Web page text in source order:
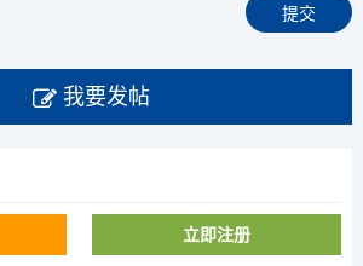
我要发帖
立即注册